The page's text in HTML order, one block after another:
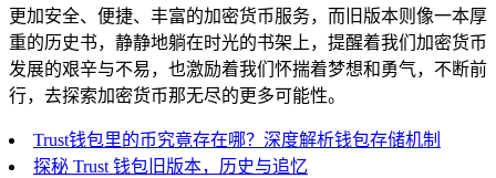
更加安全、便捷、丰富的加密货币服务，而旧版本则像一本厚
重的历史书，静静地躺在时光的书架上，提醒着我们加密货币
发展的艰辛与不易，也激励着我们怀揣着梦想和勇气，不断前
行，去探索加密货币那无尽的更多可能性。
Trust钱包里的币究竟存在哪？深度解析钱包存储机制
探秘 Trust 钱包旧版本，历史与追忆